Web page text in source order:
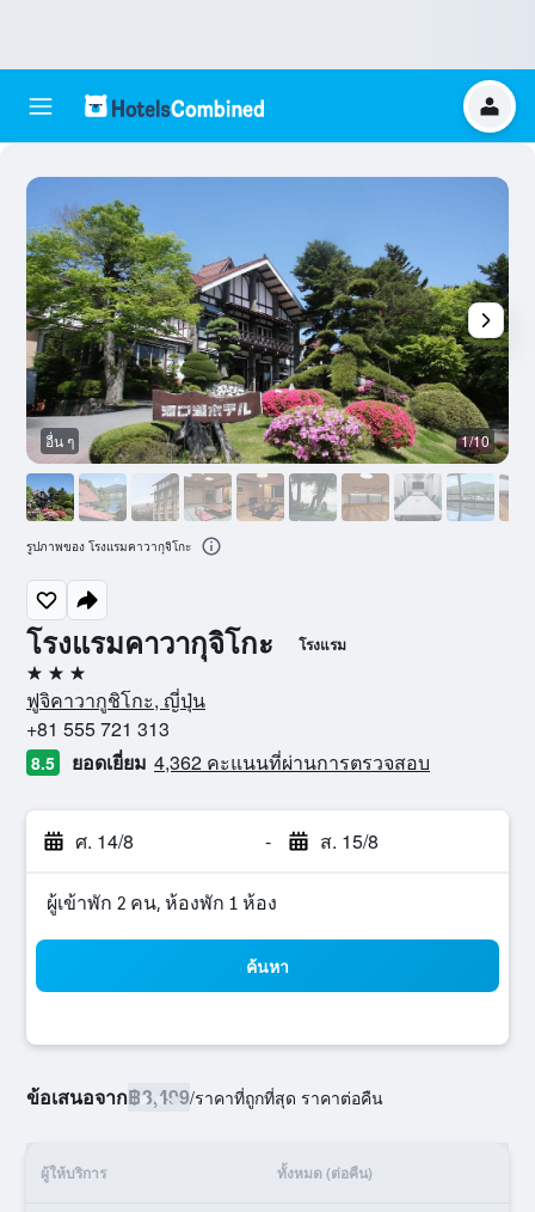
โรงแรมคาวากุจิโกะ โรงแรม
3 ดาว
ฟูจิคาวากูชิโกะ, ญี่ปุ่น
+81 555 721 313
8.5 ยอดเยี่ยม 4,362 คะแนนที่ผ่านการตรวจสอบ
ศ. 14/8 - ส. 15/8
ผู้เข้าพัก 2 คน, ห้องพัก 1 ห้อง
ค้นหา
ข้อเสนอจาก฿3,499/ราคาที่ถูกที่สุด ราคาต่อคืน
ผู้ให้บริการ ทั้งหมด (ต่อคืน)
อื่น ๆ 1/10
รูปภาพของ โรงแรมคาวากุจิโกะ